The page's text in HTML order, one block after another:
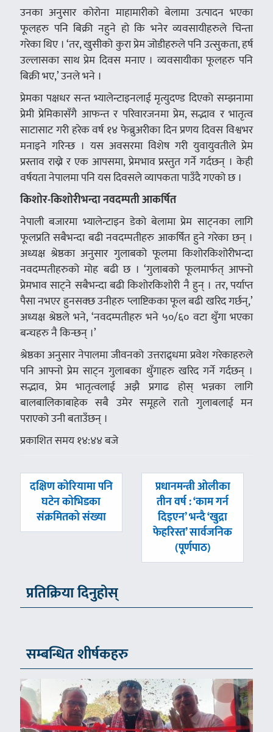
उनका अनुसार कोरोना माहामारीको बेलामा उत्पादन भएका
फूलहरु पनि बिक्री नहुने हो कि भनेर व्यवसायीहरुले चिन्ता
गरेका थिए । ‘तर, खुसीको कुरा प्रेम जोडीहरुले पनि उत्सुकता, हर्ष
उल्लासका साथ प्रेम दिवस मनाए । व्यवसायीका फूलहरु पनि
बिक्री भए,’ उनले भने ।
प्रेमका पक्षधर सन्त भ्यालेन्टाइनलाई मृत्युदण्ड दिएको सम्झनामा
प्रेमी प्रेमिकासँगै आफन्त र परिवारजनमा प्रेम, सद्भाव र भातृत्व
साटासाट गरी हरेक वर्ष १४ फेब्रुअरीका दिन प्रणय दिवस विश्वभर
मनाइने गरिन्छ । यस अवसरमा विशेष गरी युवायुवतीले प्रेम
प्रस्ताव राख्ने र एक आपसमा, प्रेमभाव प्रस्तुत गर्ने गर्दछन् । केही
वर्षयता नेपालमा पनि यस दिवसले व्यापकता पाउँदै गएको छ ।
किशोर-किशोरीभन्दा नवदम्पती आकर्षित
नेपाली बजारमा भ्यालेन्टाइन डेको बेलामा प्रेम साट्नका लागि
फूलप्रति सबैभन्दा बढी नवदम्पतीहरु आकर्षित हुने गरेका छन् ।
अध्यक्ष श्रेष्ठका अनुसार गुलाबको फूलमा किशोरकिशोरीभन्दा
नवदम्पतीहरुको मोह बढी छ । ‘गुलाबको फूलमार्फत् आफ्नो
प्रेमभाव साट्ने सबैभन्दा बढी किशोरकिशोरी नै हुन् । तर, पर्याप्त
पैसा नभएर हुनसक्छ उनीहरु प्लाष्टिकका फूल बढी खरिद गर्छन्,’
अध्यक्ष श्रेष्ठले भने, ‘नवदम्पतीहरु भने ५०/६० वटा थुँगा भएका
बन्चहरु नै किन्छन् ।’
श्रेष्ठका अनुसार नेपालमा जीवनको उत्तराद्र्धमा प्रवेश गरेकाहरुले
पनि आफ्नो प्रेम साट्न गुलाबका थुँगाहरु खरिद गर्ने गर्दछन् ।
सद्भाव, प्रेम भातृत्वलाई अझै प्रगाढ होस् भन्नका लागि
बालबालिकाबाहेक सबै उमेर समूहले रातो गुलाबलाई मन
पराएको उनी बताउँछन् ।
प्रकाशित समय १४:४४ बजे
पछिल्लाे
दक्षिण कोरियामा पनि
घटेन कोभिडका
संक्रमितको संख्या
अघिल्लाे
-
प्रधानमन्त्री ओलीका
तीन वर्ष : ‘काम गर्न
दिइएन’ भन्दै ‘खुद्रा
फेहरिस्त’ सार्वजनिक
(पूर्णपाठ)
प्रतिक्रिया दिनुहोस्
सम्बन्धित शीर्षकहरु